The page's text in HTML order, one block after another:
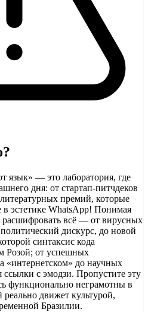
язык» — это лаборатория, где
дня: от стартап-питчдеков
премий, которые
эстетике WhatsApp! Понимая
всё — от вирусных
дискурс, до новой
синтаксис кода
Розой; от успешных
«интернетском» до научных
ссылки с эмодзи. Пропустите эту
функционально неграмотны в
движет культурой,
Бразилии.